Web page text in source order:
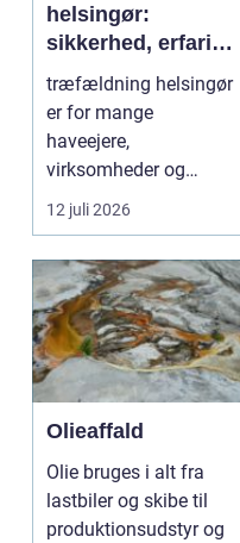
helsingør:
sikkerhed, erfaring
og gode løsninger
i nordsjælland
træfældning helsingør
er for mange
haveejere,
virksomheder og
grundejerforeninger et
12 juli 2026
Olieaffald
Olie bruges i alt fra
lastbiler og skibe til
produktionsudstyr og